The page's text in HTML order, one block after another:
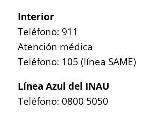
Interior
Teléfono: 911
Atención médica
Teléfono: 105 (línea SAME)
Línea Azul del INAU
Teléfono: 0800 5050